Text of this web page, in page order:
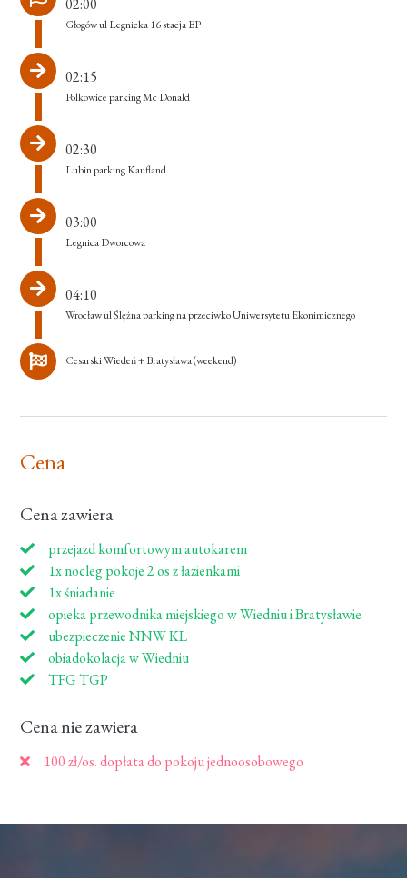
Głogów ul Legnicka 16 stacja BP
02:15
Polkowice parking Mc Donald
02:30
Lubin parking Kaufland
03:00
Legnica Dworcowa
04:10
Wrocław ul Ślężna parking na przeciwko Uniwersytetu Ekonimicznego
Cesarski Wiedeń + Bratysława (weekend)
Cena
Cena zawiera
przejazd komfortowym autokarem
1x nocleg pokoje 2 os z łazienkami
1x śniadanie
opieka przewodnika miejskiego w Wiedniu i Bratysławie
ubezpieczenie NNW KL
obiadokolacja w Wiedniu
TFG TGP
Cena nie zawiera
100 zł/os. dopłata do pokoju jednoosobowego